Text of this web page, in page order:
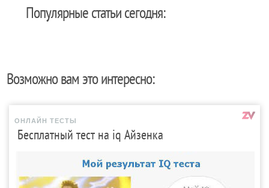
Популярные статьи сегодня:
Возможно вам это интересно:
ОНЛАЙН ТЕСТЫ
Бесплатный тест на iq Айзенка